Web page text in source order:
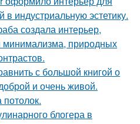
индустриальную эстетику.
создала интерьер,
минимализма, природных
с большой книгой о
и очень живой.
блогера в